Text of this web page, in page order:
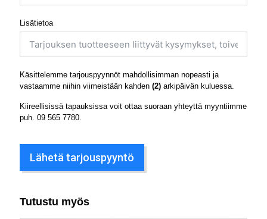
Lisätietoa
Käsittelemme tarjouspyynnöt mahdollisimman nopeasti ja
vastaamme niihin viimeistään kahden (2) arkipäivän kuluessa.
Kiireellisissä tapauksissa voit ottaa suoraan yhteyttä myyntiimme
puh. 09 565 7780
Lähetä tarjouspyyntö
Tutustu myös